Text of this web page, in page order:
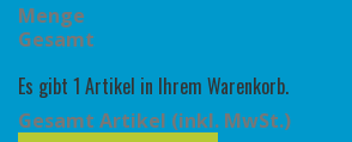
Menge
Gesamt
Es gibt 1 Artikel in Ihrem Warenkorb.
Gesamt Artikel (inkl. MwSt.)